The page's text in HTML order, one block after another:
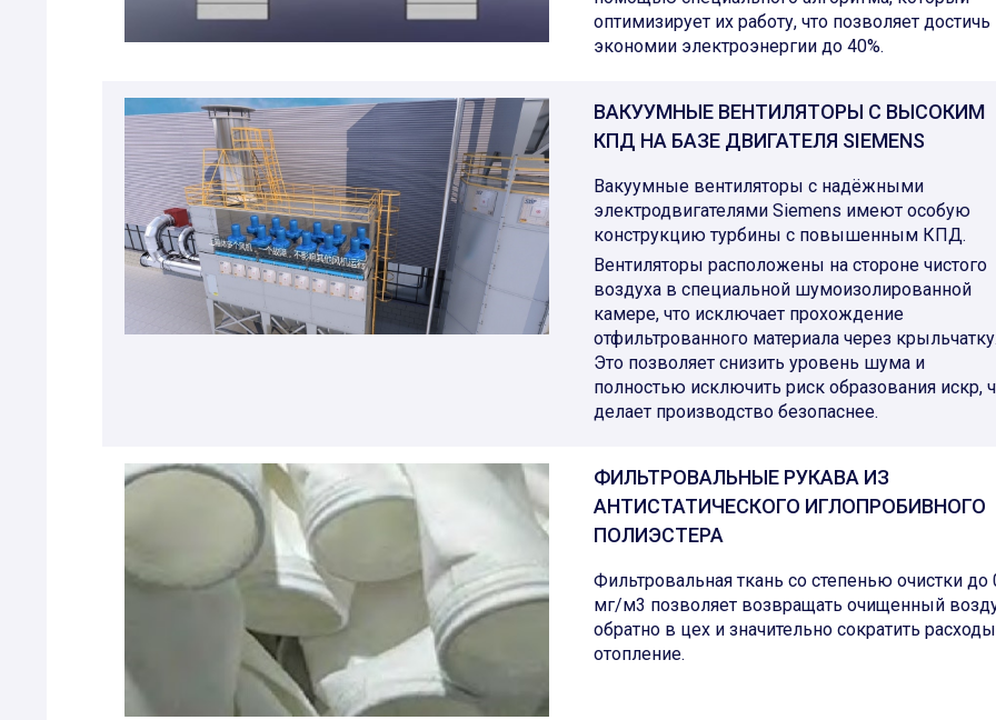
оптимизирует их работу, что позволяет достичь
экономии электроэнергии до 40%.
ВАКУУМНЫЕ ВЕНТИЛЯТОРЫ С ВЫСОКИМ
КПД НА БАЗЕ ДВИГАТЕЛЯ SIEMENS
Вакуумные вентиляторы c надёжными
электродвигателями Siemens имеют особую
конструкцию турбины с повышенным КПД.
Вентиляторы расположены на стороне чистого
воздуха в специальной шумоизолированной
камере, что исключает прохождение
отфильтрованного материала через
Это позволяет снизить уровень шума и
полностью исключить риск образования искр,
делает производство безопаснее.
ФИЛЬТРОВАЛЬНЫЕ РУКАВА ИЗ
АНТИСТАТИЧЕСКОГО ИГЛОПРОБИВНОГО
ПОЛИЭСТЕРА
Фильтровальная ткань со степенью очистки до
мг/м3 позволяет возвращать очищенный
обратно в цех и значительно сократить
отопление.